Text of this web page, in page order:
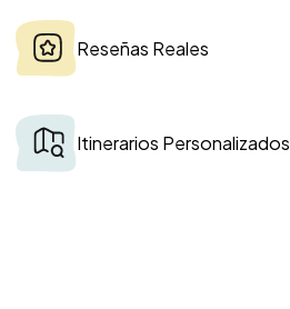
Reseñas Reales
Itinerarios Personalizados